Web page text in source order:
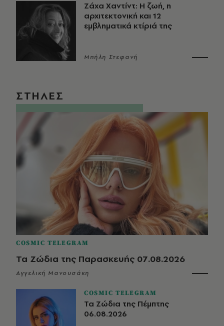
Ζάχα Χαντίντ: Η ζωή, η
αρχιτεκτονική και 12
εμβληματικά κτίριά της
Μπήλη Στεφανή
ΣΤΗΛΕΣ
COSMIC TELEGRAM
Τα Ζώδια της Παρασκευής 07.08.2026
Αγγελική Μανουσάκη
COSMIC TELEGRAM
Τα Ζώδια της Πέμπτης
06.08.2026